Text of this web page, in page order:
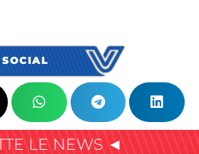
LE NEWS ◄